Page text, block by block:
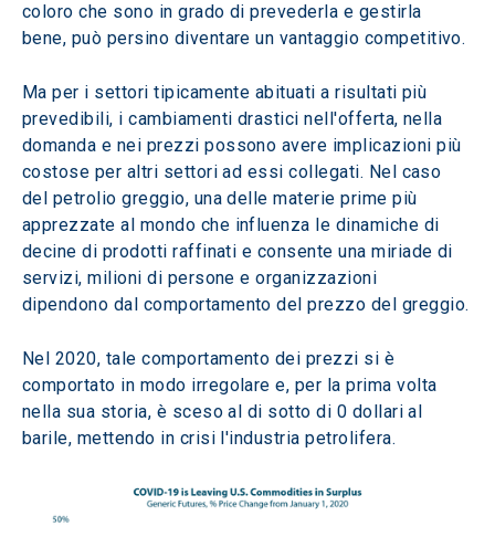
coloro che sono in grado di prevederla e gestirla
bene, può persino diventare un vantaggio competitivo.
Ma per i settori tipicamente abituati a risultati più
prevedibili, i cambiamenti drastici nell'offerta, nella
domanda e nei prezzi possono avere implicazioni più
costose per altri settori ad essi collegati. Nel caso
del petrolio greggio, una delle materie prime più
apprezzate al mondo che influenza le dinamiche di
decine di prodotti raffinati e consente una miriade di
servizi, milioni di persone e organizzazioni
dipendono dal comportamento del prezzo del greggio.
Nel 2020, tale comportamento dei prezzi si è
comportato in modo irregolare e, per la prima volta
nella sua storia, è sceso al di sotto di 0 dollari al
barile, mettendo in crisi l'industria petrolifera.